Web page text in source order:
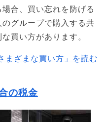
合、買い忘れを防げる
グループで購入する共
買い方があります。
まざまな買い方」を読む
の税金